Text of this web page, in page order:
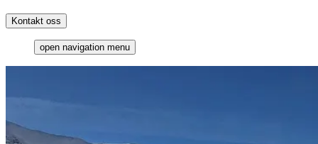
Kontakt oss
open navigation menu